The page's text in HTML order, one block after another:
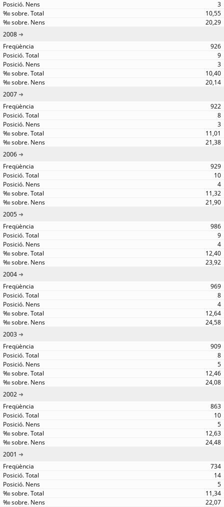
3
10,55
20,29
2008
926
9
3
10,40
20,14
2007
922
8
3
11,01
21,38
2006
929
10
4
11,32
21,90
2005
986
9
4
12,40
23,92
2004
969
8
4
12,64
24,58
2003
909
8
5
12,46
24,08
2002
863
10
5
12,63
24,48
2001
734
14
5
11,34
22,07